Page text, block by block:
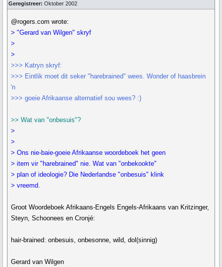
Geregistreer: Oktober 2002
@rogers.com wrote:
> "Gerard van Wilgen" skryf
>
>
>>> Katryn skryf:
>>> Eintlik moet dit seker "harebrained" wees. Wonder of haasbrein
'n
>>> goeie Afrikaanse alternatief sou wees? :)
>> Wat van "onbesuis"?
>
>
> Ons nie-baie-goeie Afrikaanse woordeboek het geen
> item vir "harebrained" nie. Wat van "onbekookte"
> plan of ideologie? Die Nederlandse "onbesuis" klink
> vreemd.
Groot Woordeboek Afrikaans-Engels Engels-Afrikaans van Kritzinger,
Steyn, Schoonees en Cronjé:
hair-brained: onbesuis, onbesonne, wild, dol(sinnig)
Gerard van Wilgen